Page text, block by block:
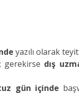
yazılı olarak
gerekirse dış
gün içinde